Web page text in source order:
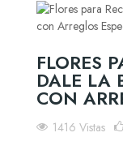
FLORES
DALE LA
CON
1416 Vistas